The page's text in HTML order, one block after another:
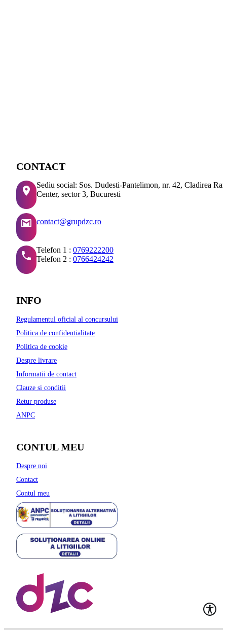
CONTACT
Sediu social: Sos. Dudesti-Pantelimon, nr. 42, Cladirea
Center, sector 3, Bucuresti
contact@grupdzc.ro
Telefon 1 : 0769222200
Telefon 2 : 0766424242
INFO
Regulamentul oficial al concursului
Politica de confidentialitate
Politica de cookie
Despre livrare
Informatii de contact
Clauze si conditii
Retur produse
ANPC
CONTUL MEU
Despre noi
Contact
Contul meu